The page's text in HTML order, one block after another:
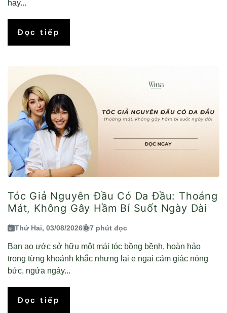
hay...
Đọc tiếp
Tóc Giả Nguyên Đầu Có Da Đầu: Thoáng
Mát, Không Gây Hầm Bí Suốt Ngày Dài
Thứ Hai, 03/08/2026 7 phút đọc
Bạn ao ước sở hữu một mái tóc bồng bềnh, hoàn hảo
trong từng khoảnh khắc nhưng lại e ngại cảm giác nóng
bức, ngứa ngáy...
Đọc tiếp